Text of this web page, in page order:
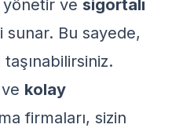
ve sigortalı
sunar. Bu sayede,
ve kolay
firmaları, sizin